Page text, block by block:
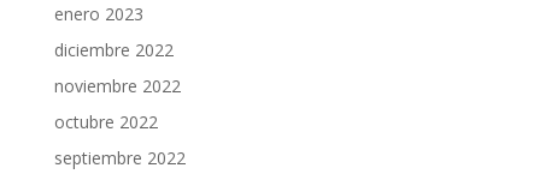
enero 2023
diciembre 2022
noviembre 2022
octubre 2022
septiembre 2022